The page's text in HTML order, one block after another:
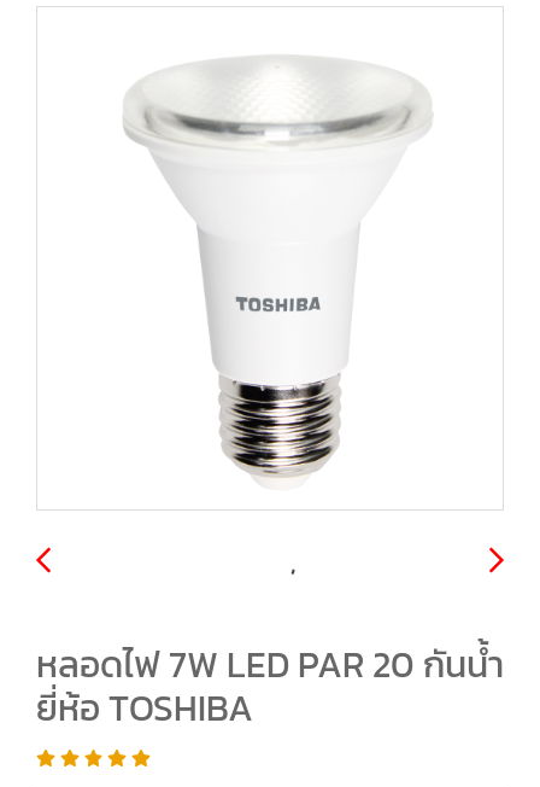
หลอดไฟ 7W LED PAR 20 กันน้ำ
ยี่ห้อ TOSHIBA